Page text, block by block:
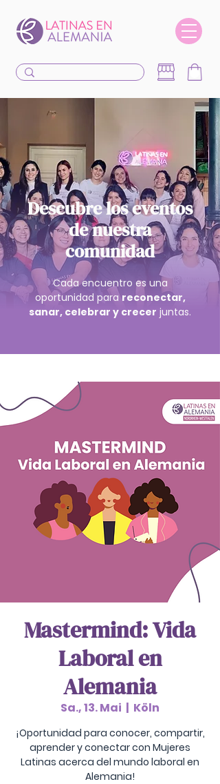
Descubre los eventos
de nuestra
comunidad
Cada encuentro es una
oportunidad parareconectar,
sanar, celebrar y crecer juntas.
Mastermind: Vida
Laboral en
Alemania
Sa., 13. Mai
  |
Köln
¡Oportunidad para conocer, compartir,
aprender y conectar con Mujeres
Latinas acerca del mundo laboral en
Alemania!